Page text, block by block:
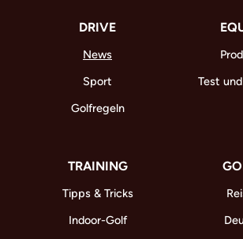
DRIVE
News
Sport
Golfregeln
Test
TRAINING
Tipps & Tricks
Indoor-Golf